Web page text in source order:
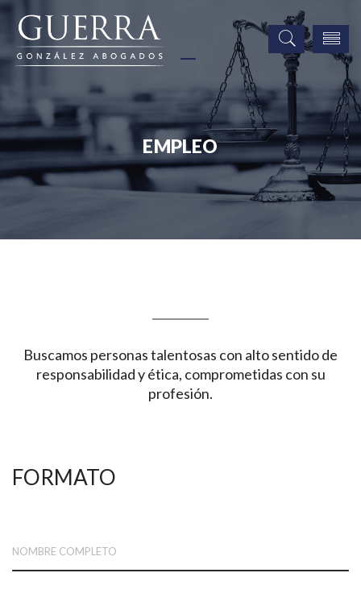
EMPLEO
Buscamos personas talentosas con alto sentido de
responsabilidad y ética, comprometidas con su
profesión.
FORMATO